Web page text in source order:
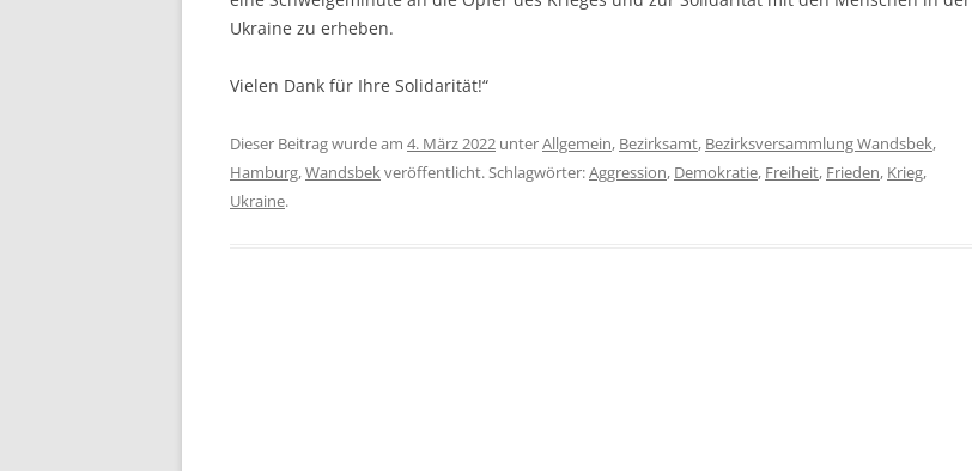
Ukraine zu erheben.
Vielen Dank für Ihre Solidarität!“
Dieser Beitrag wurde am 4. März 2022 unterAllgemein, Bezirksamt, Bezirksversammlung Wandsbek,
Hamburg,Wandsbekveröffentlicht. Schlagwörter:Aggression, Demokratie, Freiheit, Frieden, Krieg,
Ukraine.